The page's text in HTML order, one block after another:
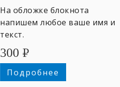
На обложке блокнота
напишем любое ваше имя и
текст.
300 ₽
Подробнее